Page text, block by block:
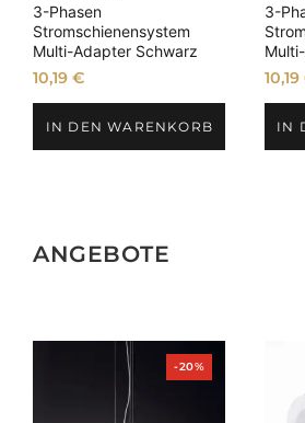
3-Phasen
Stromschienensystem
Multi-Adapter Schwarz
10,19€
IN DEN WARENKORB
3-
10,19
IN
ANGEBOTE
-20%Produkt
im